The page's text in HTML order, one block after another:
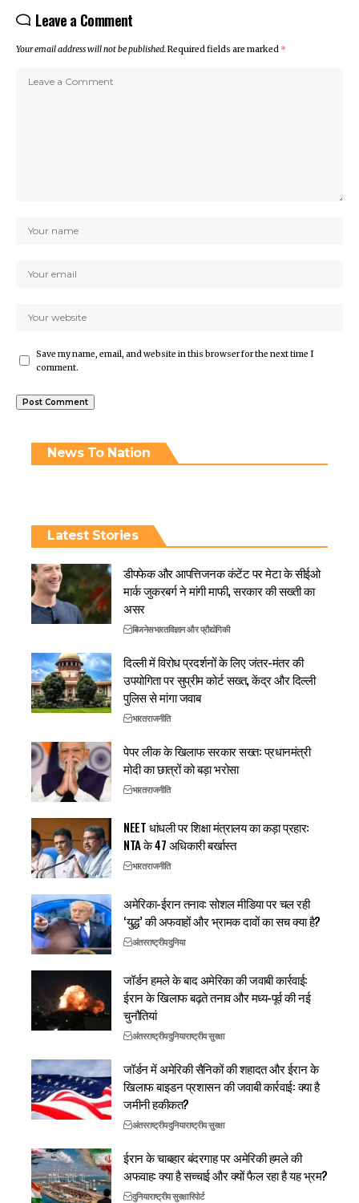
Leave a Comment
Your email address will not be published.Required fields are marked *
Save my name, email, and website in this browser for the next time I
comment.
News To Nation
Latest Stories
डीपफेक और आपत्तिजनक कंटेंट पर मेटा के सीईओ
मार्क जुकरबर्ग ने मांगी माफी, सरकार की सख्ती का
असर
बिजनेसभारतविज्ञान और प्रौद्योगिकी
दिल्ली में विरोध प्रदर्शनों के लिए जंतर-मंतर की
उपयोगिता पर सुप्रीम कोर्ट सख्त, केंद्र और दिल्ली
पुलिस से मांगा जवाब
भारतराजनीति
पेपर लीक के खिलाफ सरकार सख्त: प्रधानमंत्री
मोदी का छात्रों को बड़ा भरोसा
भारतराजनीति
NEET धांधली पर शिक्षा मंत्रालय का कड़ा प्रहार:
NTA के 47 अधिकारी बर्खास्त
भारतराजनीति
अमेरिका-ईरान तनाव: सोशल मीडिया पर चल रही
‘युद्ध’ की अफवाहों और भ्रामक दावों का सच क्या है?
अंतरराष्ट्रीयदुनिया
जॉर्डन हमले के बाद अमेरिका की जवाबी कार्रवाई:
ईरान के खिलाफ बढ़ते तनाव और मध्य-पूर्व की नई
चुनौतियां
अंतरराष्ट्रीयदुनियाराष्ट्रीय सुरक्षा
जॉर्डन में अमेरिकी सैनिकों की शहादत और ईरान के
खिलाफ बाइडन प्रशासन की जवाबी कार्रवाई: क्या है
जमीनी हकीकत?
अंतरराष्ट्रीयदुनियाराष्ट्रीय सुरक्षा
ईरान के चाबहार बंदरगाह पर अमेरिकी हमले की
अफवाह: क्या है सच्चाई और क्यों फैल रहा है यह भ्रम?
दुनियाराष्ट्रीय सुरक्षारिपोर्ट